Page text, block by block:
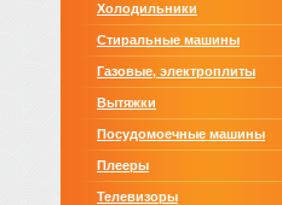
Холодильники
Стиральные машины
Газовые, электроплиты
Вытяжки
Посудомоечные машины
Плееры
Телевизоры